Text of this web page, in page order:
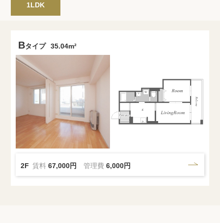
1LDK
Bタイプ 35.04m²
2F 賃料67,000円 管理費6,000円